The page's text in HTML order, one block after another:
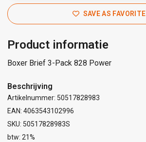
SAVE AS FAVORITE
Product informatie
Boxer Brief 3-Pack 828 Power
Beschrijving
Artikelnummer: 50517828983
EAN: 4063543102996
SKU: 50517828983S
btw: 21%